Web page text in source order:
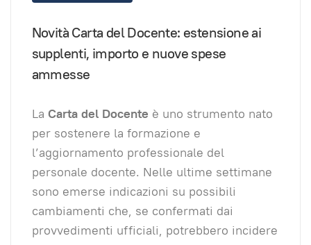
Novità Carta del Docente: estensione ai
supplenti, importo e nuove spese
ammesse
La Carta del Docente è uno strumento nato
per sostenere la formazione e
l’aggiornamento professionale del
personale docente. Nelle ultime settimane
sono emerse indicazioni su possibili
cambiamenti che, se confermati dai
provvedimenti ufficiali, potrebbero incidere